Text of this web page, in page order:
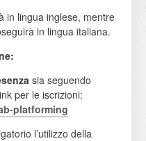
in lingua inglese, mentre
in lingua italiana.
sia seguendo
per le iscrizioni:
platforming
l’utilizzo della